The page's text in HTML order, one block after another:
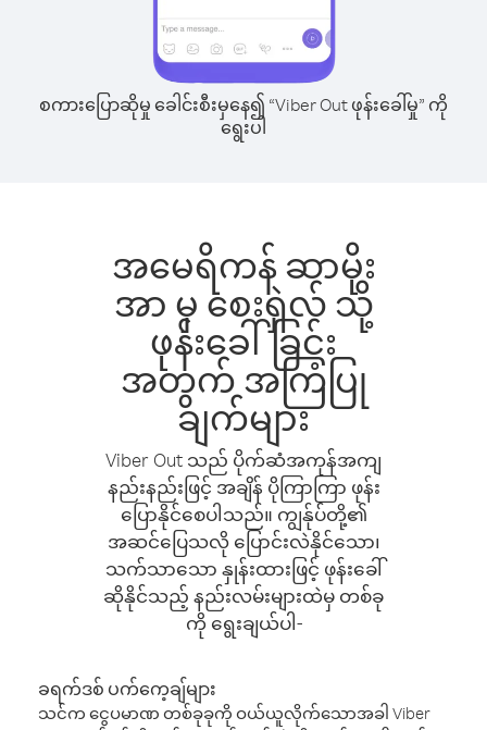
စကားပြောဆိုမှု ခေါင်းစီးမှနေ၍ “Viber Out ဖုန်းခေါ်မှု” ကို
ရွေးပါ
အမေရိကန် ဆာမိုး
အာ မှ စေးရှဲလ် သို့
ဖုန်းခေါ်ခြင်း
အတွက် အကြံပြု
ချက်များ
Viber Out သည် ပိုက်ဆံအကုန်အကျ
နည်းနည်းဖြင့် အချိန် ပိုကြာကြာ ဖုန်း
ပြောနိုင်စေပါသည်။ ကျွန်ုပ်တို့၏
အဆင်ပြေသလို ပြောင်းလဲနိုင်သော၊
သက်သာသော နှုန်းထားဖြင့် ဖုန်းခေါ်
ဆိုနိုင်သည့် နည်းလမ်းများထဲမှ တစ်ခု
ကို ရွေးချယ်ပါ-
ခရက်ဒစ် ပက်ကေ့ချ်များ
သင်က ငွေပမာဏ တစ်ခုခုကို ဝယ်ယူလိုက်သောအခါ Viber